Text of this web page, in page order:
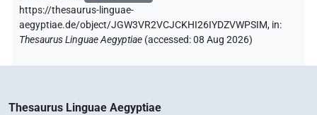
https://thesaurus-linguae-
aegyptiae.de/object/JGW3VR2VCJCKHI26IYDZVWPSIM, in:
Thesaurus Linguae Aegyptiae (accessed:08 Aug 2026)
Thesaurus Linguae Aegyptiae